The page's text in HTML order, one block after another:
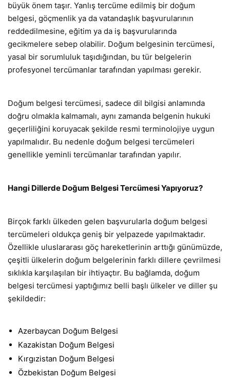
büyük önem taşır. Yanlış tercüme edilmiş bir doğum
belgesi, göçmenlik ya da vatandaşlık başvurularının
reddedilmesine, eğitim ya da iş başvurularında
gecikmelere sebep olabilir. Doğum belgesinin tercümesi,
yasal bir sorumluluk taşıdığından, bu tür belgelerin
profesyonel tercümanlar tarafından yapılması gerekir.
Doğum belgesi tercümesi, sadece dil bilgisi anlamında
doğru olmakla kalmamalı, aynı zamanda belgenin hukuki
geçerliliğini koruyacak şekilde resmi terminolojiye uygun
yapılmalıdır. Bu nedenle doğum belgesi tercümeleri
genellikle yeminli tercümanlar tarafından yapılır.
Hangi Dillerde Doğum Belgesi Tercümesi Yapıyoruz?
Birçok farklı ülkeden gelen başvurularla doğum belgesi
tercümeleri oldukça geniş bir yelpazede yapılmaktadır.
Özellikle uluslararası göç hareketlerinin arttığı günümüzde,
çeşitli ülkelerin doğum belgelerinin farklı dillere çevrilmesi
sıklıkla karşılaşılan bir ihtiyaçtır. Bu bağlamda, doğum
belgesi tercümesi yaptığımız belli başlı ülkeler ve diller şu
şekildedir:
Azerbaycan Doğum Belgesi
Kazakistan Doğum Belgesi
Kırgızistan Doğum Belgesi
Özbekistan Doğum Belgesi